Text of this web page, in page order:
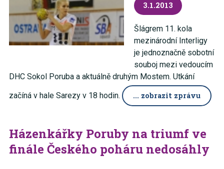
3.1.2013
Šlágrem 11. kola
mezinárodní Interligy
je jednoznačně sobotní
souboj mezi vedoucím
DHC Sokol Poruba a aktuálně druhým Mostem. Utkání
začíná v hale Sarezy v 18 hodin.
... zobrazit zprávu
Házenkářky Poruby na triumf ve
finále Českého poháru nedosáhly